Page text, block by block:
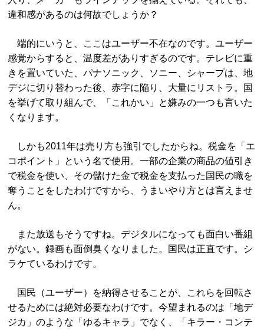
違和感があるのは何故でしょうか？
端的にいうと、ここはユーザー不在なのです。ユーザー
感覚からすると、温度差がありすぎるのです。テレビに重
きを置いていた、パナソニック、ソニー、シャープは、地
デジに切り替わった後、赤字に陥り、大量にリストラ。国
を挙げて取り組んで、「これかい」と嫌みの一つも言いた
くなります。
しかも2011年は売り方も強引でしたからね。税金を「エ
コポイント」という名で使用。一部の企業の商品の値引き
で税金を使い、その儲けた金で税金を支払った国民の職を
奪うことをしたわけですから、うまいやり方とは言えませ
ん。
また放送もそうですね。デジタルになっても面白い番組
がない。録画も面倒臭くなりました。国民は正直です。シ
ラケているわけです。
国民（ユーザー）を納得させることが、これらを回転さ
せるためには絶対必要なわけです。今望まれるのは「地デ
ジカ」のような「ゆるキャラ」でなく、「キラー・コンテ